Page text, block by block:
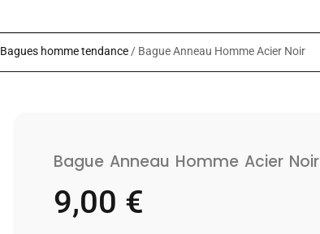
Bagues homme tendance/ Bague Anneau Homme Acier Noir
Bague Anneau Homme Acier Noir
9,00 €